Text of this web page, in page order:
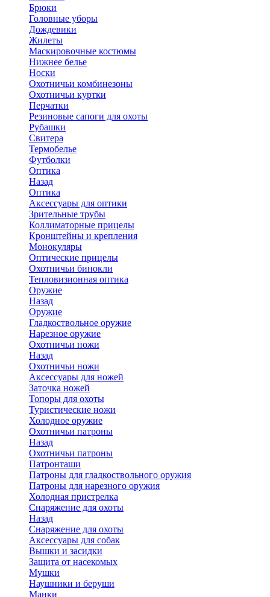
Брюки
Головные уборы
Дождевики
Жилеты
Маскировочные костюмы
Нижнее белье
Носки
Охотничьи комбинезоны
Охотничьи куртки
Перчатки
Резиновые сапоги для охоты
Рубашки
Свитера
Термобелье
Футболки
Оптика
Назад
Оптика
Аксессуары для оптики
Зрительные трубы
Коллиматорные прицелы
Кронштейны и крепления
Монокуляры
Оптические прицелы
Охотничьи бинокли
Тепловизионная оптика
Оружие
Назад
Оружие
Гладкоствольное оружие
Нарезное оружие
Охотничьи ножи
Назад
Охотничьи ножи
Аксессуары для ножей
Заточка ножей
Топоры для охоты
Туристические ножи
Холодное оружие
Охотничьи патроны
Назад
Охотничьи патроны
Патронташи
Патроны для гладкоствольного оружия
Патроны для нарезного оружия
Холодная пристрелка
Снаряжение для охоты
Назад
Снаряжение для охоты
Аксессуары для собак
Вышки и засидки
Защита от насекомых
Мушки
Наушники и беруши
Манки